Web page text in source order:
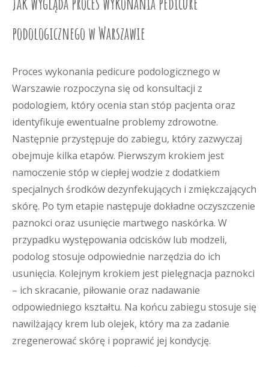
podologicznego w Warszawie
Proces wykonania pedicure podologicznego w
Warszawie rozpoczyna się od konsultacji z
podologiem, który ocenia stan stóp pacjenta oraz
identyfikuje ewentualne problemy zdrowotne.
Następnie przystępuje do zabiegu, który zazwyczaj
obejmuje kilka etapów. Pierwszym krokiem jest
namoczenie stóp w ciepłej wodzie z dodatkiem
specjalnych środków dezynfekujących i zmiękczających
skórę. Po tym etapie następuje dokładne oczyszczenie
paznokci oraz usunięcie martwego naskórka. W
przypadku występowania odcisków lub modzeli,
podolog stosuje odpowiednie narzędzia do ich
usunięcia. Kolejnym krokiem jest pielęgnacja paznokci
– ich skracanie, piłowanie oraz nadawanie
odpowiedniego kształtu. Na końcu zabiegu stosuje się
nawilżający krem lub olejek, który ma za zadanie
zregenerować skórę i poprawić jej kondycję.